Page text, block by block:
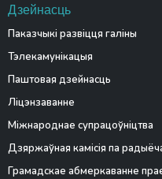
Дзейнасць
Паказчыкі развіцця галіны
Тэлекамунікацыя
Паштовая дзейнасць
Ліцэнзаванне
Міжнароднае супрацоўніцтва
Дзяржаўная камісія па
Грамадскае абмеркаванне